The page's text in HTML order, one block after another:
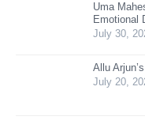
Uma
Emotional
July 30,
Allu
July 20,